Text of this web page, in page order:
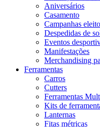
Aniversários
Casamento
Campanhas
Despedidas de
Eventos
Manifestações
Merchandising
Ferramentas
Carros
Cutters
Ferramentas
Kits de
Lanternas
Fitas métricas